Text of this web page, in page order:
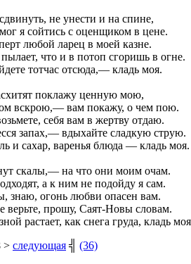
не унести и на спине,
я сойтись с оценщиком в цене.
любой ларец в моей казне.
что и в потоп сгоришь в огне.
тотчас отсюда,— кладь моя.
поклажу ценную мою,
вскрою,— вам покажу, о чем пою.
себя вам в жертву отдаю.
запах,— вдыхайте сладкую струю.
и сахар, варенья блюда — кладь моя.
скалы,— на что они моим очам.
а к ним не подойду я сам.
знаю, огонь любви опасен вам.
верьте, прошу, Саят-Новы словам.
растает, как снега груда, кладь
> следующая ╣ (36)